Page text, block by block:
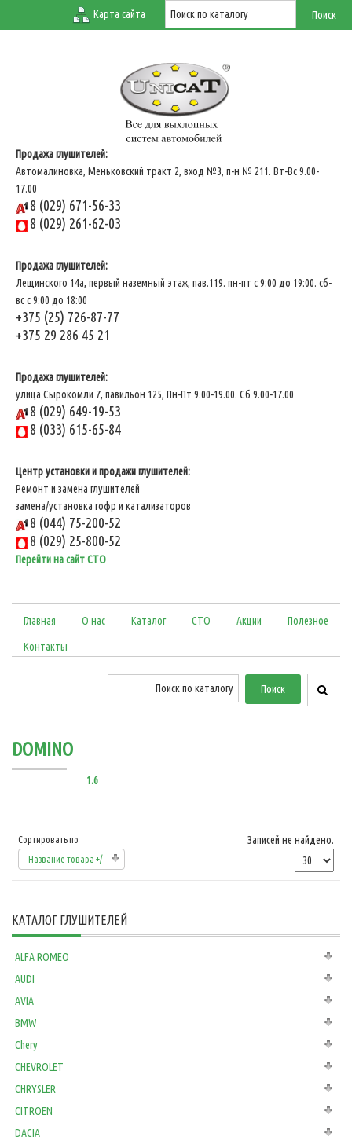
Карта сайта
Продажа глушителей:
Автомалиновка, Меньковский тракт 2, вход №3, п-н № 211. Вт-Вс 9.00-
17.00
8 (029) 671-56-33
8 (029) 261-62-03
Продажа глушителей:
Лещинского 14а, первый наземный этаж, пав.119. пн-пт с 9:00 до 19:00. сб-
вс с 9:00 до 18:00
+375 (25) 726-87-77
+375 29 286 45 21
Продажа глушителей:
улица Сырокомли 7, павильон 125, Пн-Пт 9.00-19.00. Сб 9.00-17.00
8 (029) 649-19-53
8 (033) 615-65-84
Центр установки и продажи глушителей:
Ремонт и замена глушителей
замена/установка гофр и катализаторов
8 (044) 75-200-52
8 (029) 25-800-52
Перейти на сайт СТО
Главная О нас Каталог СТО Акции Полезное
Контакты
DOMINO
1.6
Сортировать по
Название товара +/-
Записей не найдено.
КАТАЛОГ ГЛУШИТЕЛЕЙ
ALFA ROMEO
AUDI
AVIA
BMW
Chery
CHEVROLET
CHRYSLER
CITROEN
DACIA